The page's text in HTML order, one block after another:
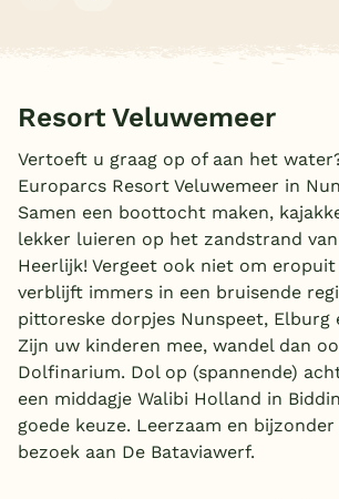
Resort Veluwemeer
Vertoeft u graag op of aan het
Europarcs Resort Veluwemeer in
Samen een boottocht maken,
lekker luieren op het zandstrand
Heerlijk! Vergeet ook niet om
verblijft immers in een bruisende
pittoreske dorpjes Nunspeet, Elburg
Zijn uw kinderen mee, wandel dan
Dolfinarium. Dol op (spannende)
een middagje Walibi Holland in
goede keuze. Leerzaam en
bezoek aan De Bataviawerf.